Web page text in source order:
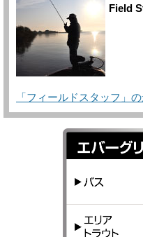
Field
「フィールドスタッフ」